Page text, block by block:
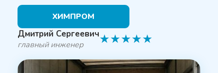
ХИМПРОМ
Дмитрий Сергеевич
главный инженер ★★★★★